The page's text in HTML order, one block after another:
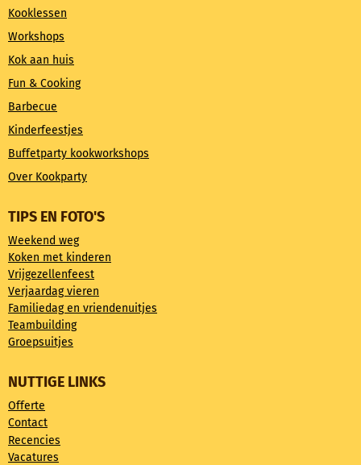
Kooklessen
Workshops
Kok aan huis
Fun & Cooking
Barbecue
Kinderfeestjes
Buffetparty kookworkshops
Over Kookparty
TIPS EN FOTO'S
Weekend weg
Koken met kinderen
Vrijgezellenfeest
Verjaardag vieren
Familiedag en vriendenuitjes
Teambuilding
Groepsuitjes
NUTTIGE LINKS
Offerte
Contact
Recencies
Vacatures